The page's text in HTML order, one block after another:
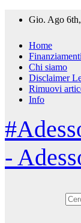
Gio. Ago
Home
Chi siamo
Disclaimer
Rimuovi
Info
-